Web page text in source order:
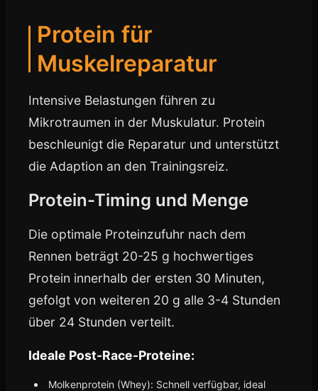
Protein für
Muskelreparatur
Intensive Belastungen führen zu
Mikrotraumen in der Muskulatur. Protein
beschleunigt die Reparatur und unterstützt
die Adaption an den Trainingsreiz.
Protein-Timing und Menge
Die optimale Proteinzufuhr nach dem
Rennen beträgt 20-25 g hochwertiges
Protein innerhalb der ersten 30 Minuten,
gefolgt von weiteren 20 g alle 3-4 Stunden
über 24 Stunden verteilt.
Ideale Post-Race-Proteine:
Molkenprotein (Whey): Schnell verfügbar, ideal